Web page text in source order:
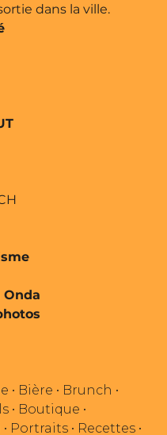
dans la ville.
Onda
• Bière • Brunch •
• Boutique •
• Portraits • Recettes •